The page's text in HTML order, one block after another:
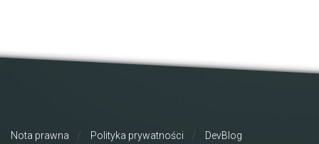
Nota prawna Polityka prywatności DevBlog